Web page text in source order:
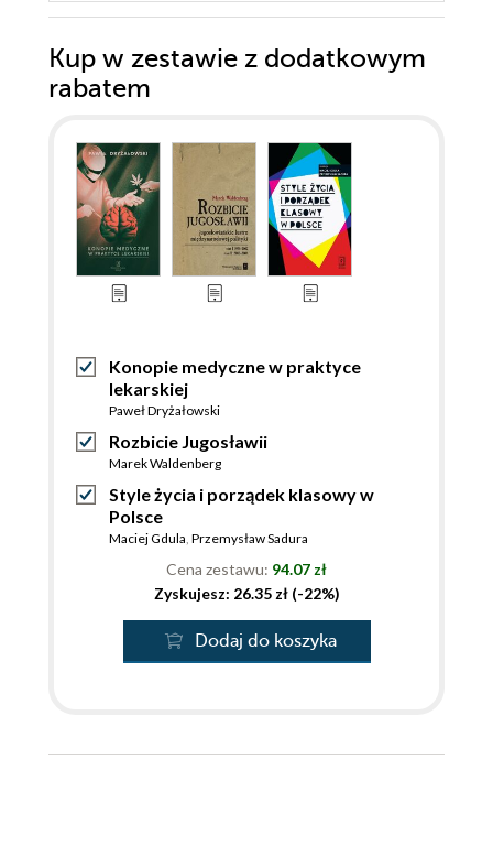
Kup w zestawie z dodatkowym
rabatem
Konopie medyczne w praktyce
lekarskiej
Paweł Dryżałowski
Rozbicie Jugosławii
Marek Waldenberg
Style życia i porządek klasowy w
Polsce
Maciej Gdula, Przemysław Sadura
Cena zestawu: 94.07 zł
Zyskujesz: 26.35 zł (-22%)
Dodaj do koszyka